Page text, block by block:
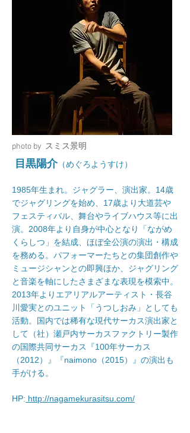
photo by スミス景明
目黒陽介（めぐろようすけ）
1985年生まれ。ジャグラー、演出家。14歳
でジャグリングを始め、17歳より大道芸や
フェスティバル、舞台やライブハウス等に出
演。2008年より自身が中心となり「ながめ
くらしつ」を結成、ほぼ全公演の演出・構成
を務める。パフォーマーたちとの集団創作や
ミュージシャンとの即興ほか、ジャグリング
と音楽を軸にしたさまざまな表現を模索中。
2013年よりエアリアルアーティスト・長谷
川愛実とのユニット「うつしおみ」としても
活動。国内では稀有な現代サーカス演出家と
して（社）瀬戸内サーカスファクトリー製作
の国際共同サーカス『100年サーカス
（2012）』『naimono（2015）』の演出も
手がける。
HP: http://nagamekurasitsu.com/